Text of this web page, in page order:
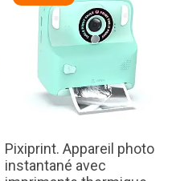
Pixiprint. Appareil photo
instantané avec